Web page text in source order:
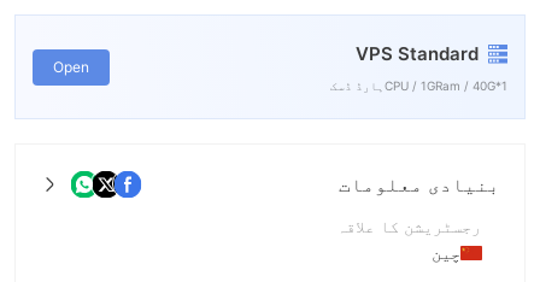
VPS Standard
1*CPU / 1GRam / 40Gہارڈ ڈسک
Open
بنیادی معلومات
رجسٹریشن کا علاقہ
چین